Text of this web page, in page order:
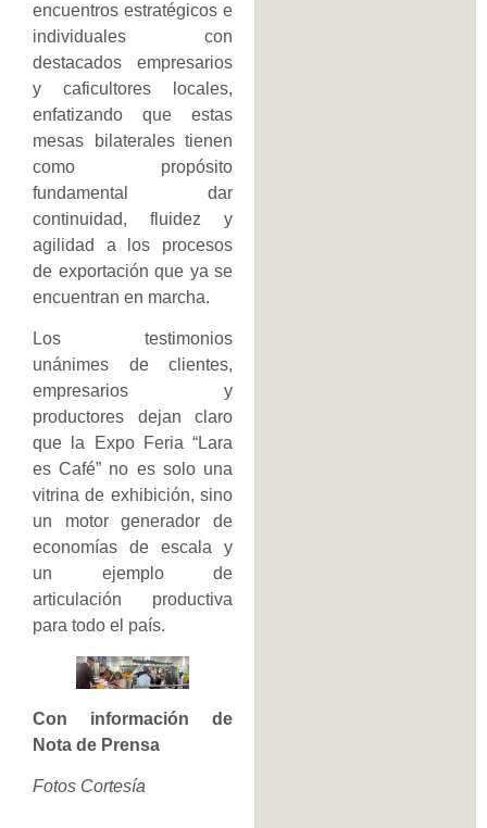
encuentros estratégicos e
individuales con
destacados empresarios
y caficultores locales,
enfatizando que estas
mesas bilaterales tienen
como propósito
fundamental dar
continuidad, fluidez y
agilidad a los procesos
de exportación que ya se
encuentran en marcha.
Los testimonios
unánimes de clientes,
empresarios y
productores dejan claro
que la Expo Feria “Lara
es Café” no es solo una
vitrina de exhibición, sino
un motor generador de
economías de escala y
un ejemplo de
articulación productiva
para todo el país.
Con información de
Nota de Prensa
Fotos Cortesía